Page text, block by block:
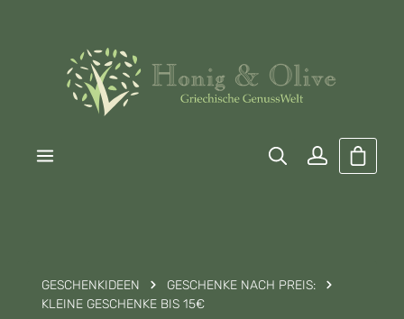
GESCHENKIDEEN
GESCHENKE NACH PREIS:
KLEINE GESCHENKE BIS 15€